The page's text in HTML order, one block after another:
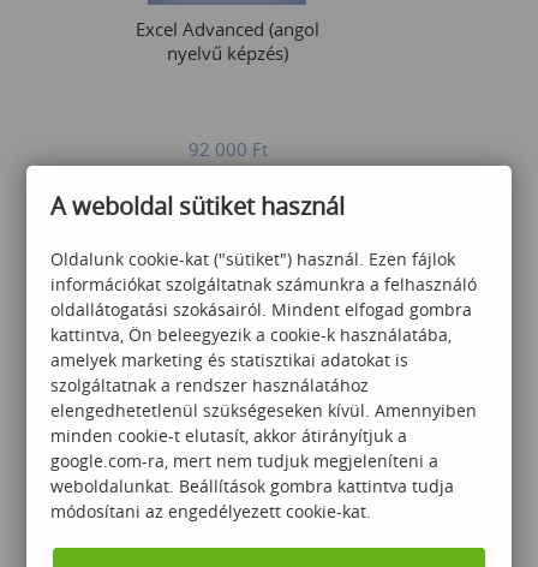
Excel Advanced (angol
nyelvű képzés)
92 000 Ft
PowerBI alap
90 000 Ft
A weboldal sütiket használ
Oldalunk cookie-kat ("sütiket") használ. Ezen fájlok
információkat szolgáltatnak számunkra a felhasználó
oldallátogatási szokásairól. Mindent elfogad gombra
kattintva, Ön beleegyezik a cookie-k használatába,
amelyek marketing és statisztikai adatokat is
szolgáltatnak a rendszer használatához
elengedhetetlenül szükségeseken kívül. Amennyiben
minden cookie-t elutasít, akkor átirányítjuk a
google.com-ra, mert nem tudjuk megjeleníteni a
weboldalunkat. Beállítások gombra kattintva tudja
módosítani az engedélyezett cookie-kat.